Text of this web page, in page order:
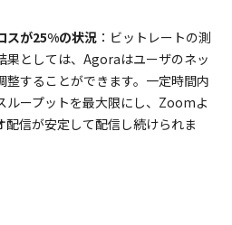
スが25%の状況：ビットレートの測
果としては、Agoraはユーザのネッ
整することができます。一定時間内
ループットを最大限にし、Zoomよ
配信が安定して配信し続けられま